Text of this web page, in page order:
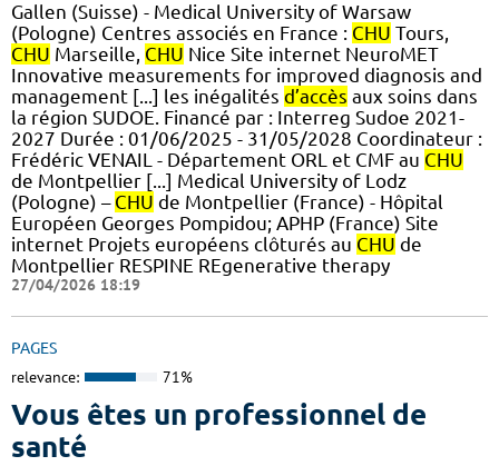
Gallen (Suisse) - Medical University of Warsaw
(Pologne) Centres associés en France : CHU Tours,
CHU Marseille, CHU Nice Site internet NeuroMET
Innovative measurements for improved diagnosis and
management [...] les inégalités d’accès aux soins dans
la région SUDOE. Financé par : Interreg Sudoe 2021-
2027 Durée : 01/06/2025 - 31/05/2028 Coordinateur :
Frédéric VENAIL - Département ORL et CMF au CHU
de Montpellier [...] Medical University of Lodz
(Pologne) – CHU de Montpellier (France) - Hôpital
Européen Georges Pompidou; APHP (France) Site
internet Projets européens clôturés au CHU de
Montpellier RESPINE REgenerative therapy
27/04/2026 18:19
PAGES
relevance: 71%
Vous êtes un professionnel de
santé